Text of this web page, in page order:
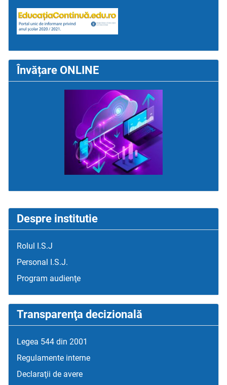
Despre institutie
Rolul I.S.J
Personal I.S.J.
Program audienţe
Transparenţa decizională
Legea 544 din 2001
Regulamente interne
Declaraţii de avere
Învățare ONLINE